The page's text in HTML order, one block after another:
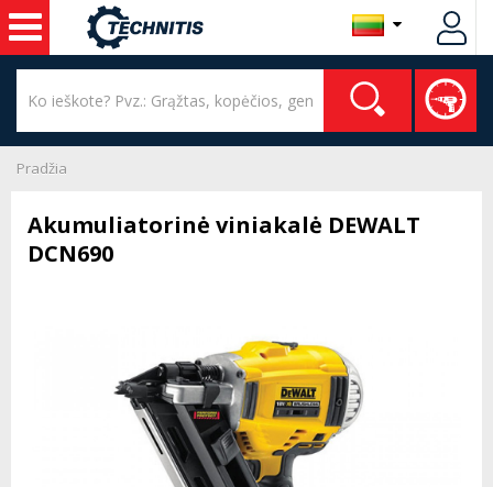
Pradžia
Akumuliatorinė viniakalė DEWALT
DCN690